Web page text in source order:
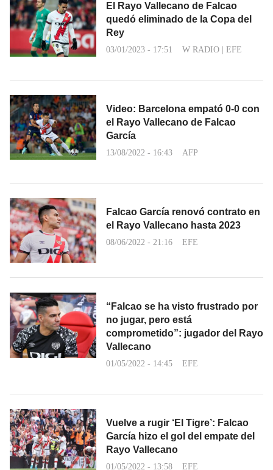
El Rayo Vallecano de Falcao
quedó eliminado de la Copa del
Rey
03/01/2023 - 17:51 W RADIO | EFE
Video: Barcelona empató 0-0 con
el Rayo Vallecano de Falcao
García
13/08/2022 - 16:43 AFP
Falcao García renovó contrato en
el Rayo Vallecano hasta 2023
08/06/2022 - 21:16 EFE
“Falcao se ha visto frustrado por
no jugar, pero está
comprometido”: jugador del Rayo
Vallecano
01/05/2022 - 14:45 EFE
Vuelve a rugir ‘El Tigre’: Falcao
García hizo el gol del empate del
Rayo Vallecano
01/05/2022 - 13:58 EFE